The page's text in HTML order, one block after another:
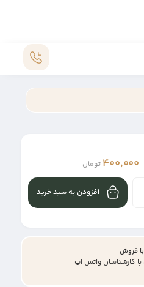
400,000 تومان
افزودن به سبد خرید
با فروش
کارشناسان واتس اپ